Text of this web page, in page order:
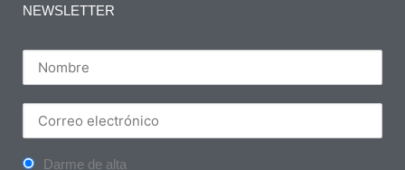
NEWSLETTER
Darme de alta